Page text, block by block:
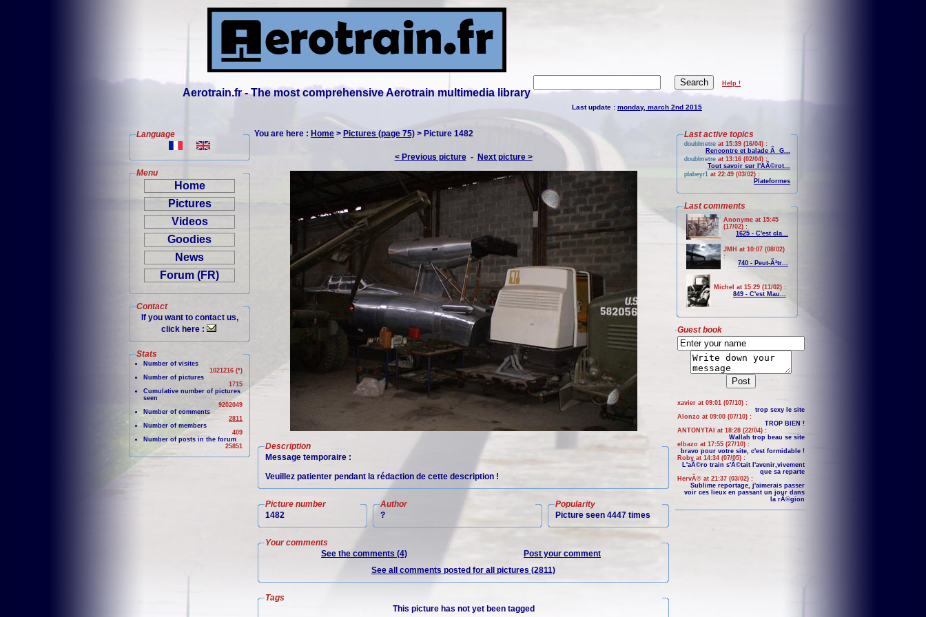
Aerotrain.fr - The most comprehensive Aerotrain multimedia library
Help !
Last update : monday, march 2nd 2015
Language
Menu
Home
Pictures
Videos
Goodies
News
Forum (FR)
Contact
If you want to contact us,
click here :
Stats
Number of visites
1021216 (*)
Number of pictures
1715
Cumulative number of pictures
seen
9202049
Number of comments
2811
Number of members
409
Number of posts in the forum
25851
You are here : Home > Pictures (page 75) > Picture 1482
< Previous picture- Next picture >
Description
Message temporaire :
Veuillez patienter pendant la rédaction de cette description !
Picture number
1482
Author
?
Popularity
Picture seen 4447 times
Your comments
See the comments (4)
Post your comment
See all comments posted for all pictures (2811)
Tags
This picture has not yet been tagged
Last active topics
doublmetre at 15:39 (16/04) :
Rencontre et balade Ã G...
doublmetre at 13:16 (02/04) :
Tout savoir sur l'AÃ©rot...
plabeyr1 at 22:49 (03/02) :
Plateformes
Last comments
Anonyme at 15:45
(17/02) :
1625 - C'est cla...
JMH at 10:07 (08/02)
:
740 - Peut-Ãªtr...
Michel at 15:29 (11/02) :
849 - C'est Mau...
Guest book
xavier at 09:01 (07/10) :
trop sexy le site
Alonzo at 09:00 (07/10) :
TROP BIEN !
ANTONYTAI at 18:28 (22/04) :
Wallah trop beau se site
elbazo at 17:55 (27/10) :
bravo pour votre site, c'est formidable !
Roby at 14:34 (07/05) :
L'aÃ©ro train s'Ã©tait l'avenir,vivement
que sa reparte
HervÃ© at 21:37 (03/02) :
Sublime reportage, j'aimerais passer
voir ces lieux en passant un jour dans
la rÃ©gion